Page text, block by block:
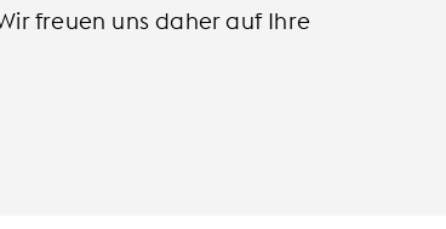
freuen uns daher auf Ihre